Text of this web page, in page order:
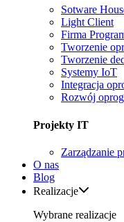
Sotware
Light Client
Firma
Tworzenie
Tworzenie
Systemy IoT
Integracja
Rozwój
Projekty IT
Zarządzanie
O nas
Blog
Realizacje
Wybrane realizacje